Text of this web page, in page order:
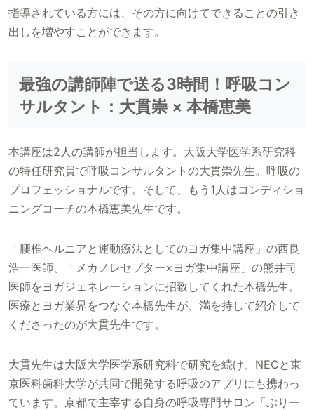
指導されている方には、その方に向けてできることの引き
出しを増やすことができます。
最強の講師陣で送る3時間！呼吸コン
サルタント：大貫崇 × 本橋恵美
本講座は2人の講師が担当します。大阪大学医学系研究科
の特任研究員で呼吸コンサルタントの大貫崇先生。呼吸の
プロフェッショナルです。そして、もう1人はコンディショ
ニングコーチの本橋恵美先生です。
「腰椎ヘルニアと運動療法としてのヨガ集中講座」の西良
浩一医師、「メカノレセプター×ヨガ集中講座」の熊井司
医師をヨガジェネレーションに招致してくれた本橋先生。
医療とヨガ業界をつなぐ本橋先生が、満を持して紹介して
くださったのが大貫先生です。
大貫先生は大阪大学医学系研究科で研究を続け、NECと東
京医科歯科大学が共同で開発する呼吸のアプリにも携わっ
ています。京都で主宰する自身の呼吸専門サロン「ぶりー